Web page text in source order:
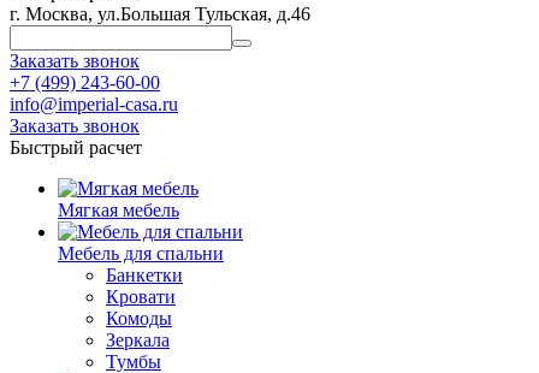
г. Москва, ул.Большая Тульская, д.46
Заказать звонок
+7 (499) 243-60-00
info@imperial-casa.ru
Заказать звонок
Быстрый расчет
Мягкая мебель
Мебель для спальни
Банкетки
Кровати
Комоды
Зеркала
Тумбы